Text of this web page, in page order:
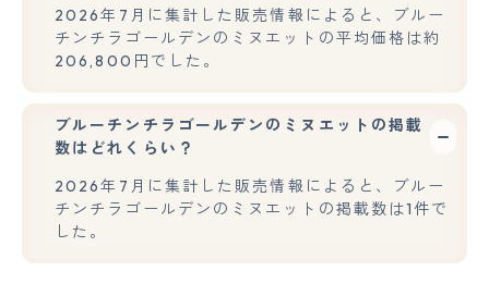
2026年7月に集計した販売情報によると、ブルー
チンチラゴールデンのミヌエットの平均価格は約
206,800円でした。
ブルーチンチラゴールデンのミヌエットの掲載
数はどれくらい？
2026年7月に集計した販売情報によると、ブルー
チンチラゴールデンのミヌエットの掲載数は1件で
した。